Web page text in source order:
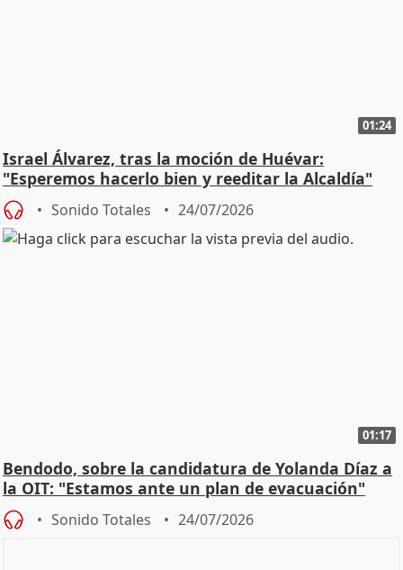
01:24
Israel Álvarez, tras la moción de Huévar:
"Esperemos hacerlo bien y reeditar la Alcaldía"
Sonido Totales 24/07/2026
01:17
Bendodo, sobre la candidatura de Yolanda Díaz a
la OIT: "Estamos ante un plan de evacuación"
Sonido Totales 24/07/2026